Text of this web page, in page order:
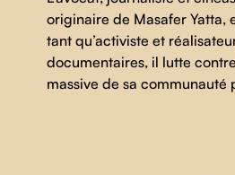
originaire de Masafer Yatta,
tant qu’activiste et
documentaires, il lutte
massive de sa communauté